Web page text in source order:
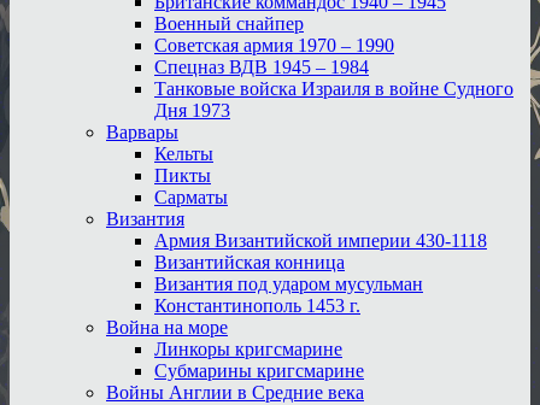
Военный снайпер
Советская армия 1970 – 1990
Спецназ ВДВ 1945 – 1984
Танковые войска Израиля в войне Судного
Дня 1973
Варвары
Кельты
Пикты
Сарматы
Византия
Армия Византийской империи 430-1118
Византийская конница
Византия под ударом мусульман
Константинополь 1453 г.
Война на море
Линкоры кригсмарине
Субмарины кригсмарине
Войны Англии в Средние века